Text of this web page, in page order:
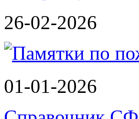
26-02-2026
01-01-2026